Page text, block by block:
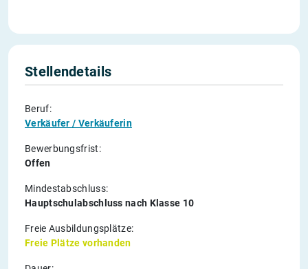
Stellendetails
Beruf:
Verkäufer / Verkäuferin
Bewerbungsfrist:
Offen
Mindestabschluss:
Hauptschulabschluss nach Klasse 10
Freie Ausbildungsplätze:
Freie Plätze vorhanden